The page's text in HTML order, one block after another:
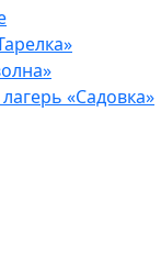
«Садовка»